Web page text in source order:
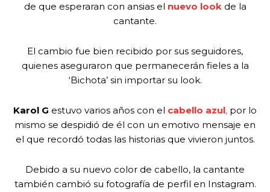
de que esperaran con ansias el nuevo look de la
cantante.
El cambio fue bien recibido por sus seguidores,
quienes aseguraron que permanecerán fieles a la
‘Bichota’ sin importar su look.
Karol G estuvo varios años con el cabello azul, por lo
mismo se despidió de él con un emotivo mensaje en
el que recordó todas las historias que vivieron juntos.
Debido a su nuevo color de cabello, la cantante
también cambió su fotografía de perfil en Instagram.